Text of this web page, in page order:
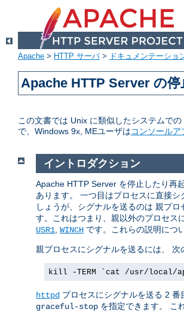
Apache > HTTP サーバ> ドキュメンテーショ
Apache HTTP Server の停
この文書では Unix に類似したシステムで
で、Windows 9x, MEユーザはコンソール
イントロダクション
Apache HTTP Server を停止したり再
あります。 一つ目はプロセスに直接
しょうが、シグナルを送るのは 親プ
す。これはつまり、親以外のプロセス
USR1 WINCH です。これらの説明につ
親プロセスにシグナルを送るには、
kill -TERM `cat /usr/local/
httpd プロセスにシグナルを送る 2 番
graceful-stop を指定できます。 こ